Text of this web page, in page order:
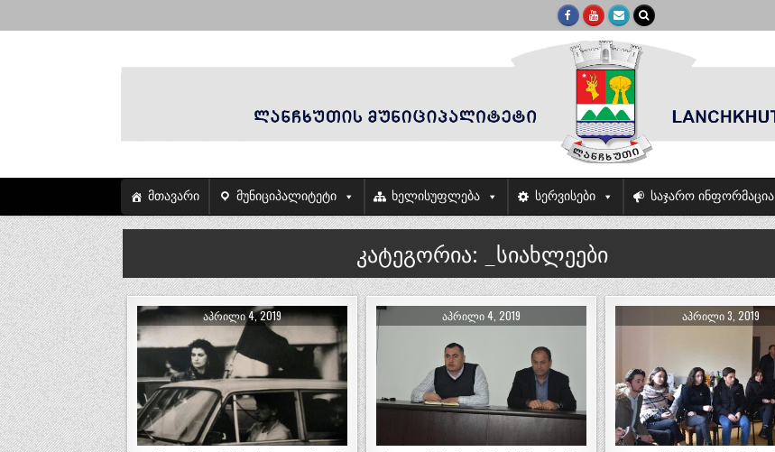
მთავარი მუნიციპალიტეტი ხელისუფლება სერვისები საჯარო ინფორმაცია
კატეგორია: _სიახლეები
ᲐᲞᲠᲘᲚᲘ 4, 2019 ᲐᲞᲠᲘᲚᲘ 4, 2019 ᲐᲞᲠᲘᲚᲘ 3, 2019